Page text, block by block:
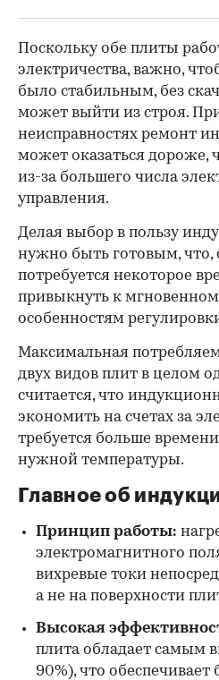
Поскольку обе плиты
электричества, важно,
было стабильным, без
может выйти из строя.
неисправностях ремонт
может оказаться дороже,
из-за большего числа
управления.
Делая выбор в пользу
нужно быть готовым, что,
потребуется некоторое
привыкнуть к
особенностям
Максимальная
двух видов плит в целом
считается, что
экономить на счетах за
требуется больше
нужной температуры.
Главное об
Принцип работы:
электромагнитного
вихревые токи
а не на поверхности
Высокая
плита обладает самым
90%), что